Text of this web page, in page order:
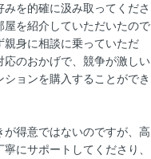
を的確に汲み取ってくださ
屋を紹介していただいたので
親身に相談に乗っていただ
応のおかげで、競争が激しい
ョンを購入することができ
が得意ではないのですが、高
にサポートしてくださり、